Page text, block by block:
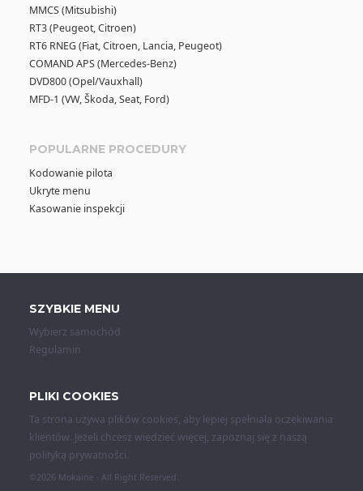
MMCS (Mitsubishi)
RT3 (Peugeot, Citroen)
RT6 RNEG (Fiat, Citroen, Lancia, Peugeot)
COMAND APS (Mercedes-Benz)
DVD800 (Opel/Vauxhall)
MFD-1 (VW, Škoda, Seat, Ford)
POPULARNE PROCEDURY
Kodowanie pilota
Ukryte menu
Kasowanie inspekcji
SZYBKIE MENU
Wybierz samochód
Regulamin
PLIKI COOKIES
Ta strona używa plików cookies, aby lepiej spełniała oczekiwania
klientów. Jeżeli chcesz wiedzieć więcej, zapoznaj się z naszą
polityką prywatności.
©2026 Mokaine · All Right Reserved.